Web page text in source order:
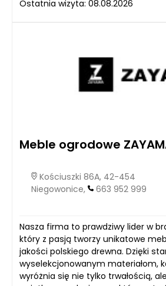
Ostatnia wizyta: 08.08.2026
Meble ogrodowe
Kościuszki 86A, 42-454
Niegowonice,
663 952 999
Nasza firma to prawdziwy lider w
który z pasją tworzy unikatowe
jakości polskiego drewna. Dzięki
wyselekcjonowanym materiałom,
wyróżnia się nie tylko trwałością,